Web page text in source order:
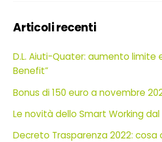
Articoli recenti
D.L. Aiuti-Quater: aumento limite
Benefit”
Bonus di 150 euro a novembre
Le novità dello Smart Working
Decreto Trasparenza 2022: